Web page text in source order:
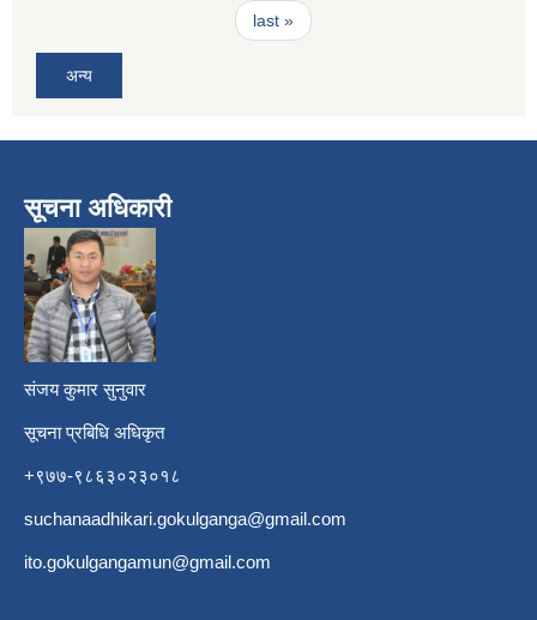
last »
अन्य
सूचना अधिकारी
संजय कुमार सुनुवार
सूचना प्रबिधि अधिकृत
+९७७-९८६३०२३०१८
suchanaadhikari.gokulganga@gmail.com
ito.gokulgangamun@gmail.com